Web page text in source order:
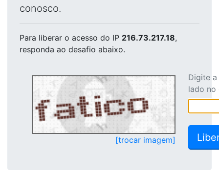
conosco.
Para liberar o acesso do IP 216.73.217.18,
responda ao desafio abaixo.
[trocar imagem]
Digite
lado no